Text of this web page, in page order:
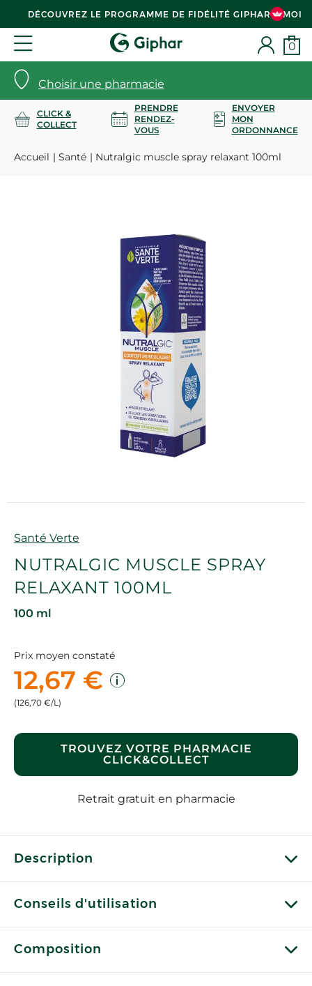
DÉCOUVREZ LE PROGRAMME DE FIDÉLITÉ GIPHAR & MOI
Choisir une pharmacie
0
CLICK &
COLLECT
PRENDRE
RENDEZ-
VOUS
ENVOYER
MON
ORDONNANCE
Accueil Santé Nutralgic muscle spray relaxant 100ml
Marque
Santé Verte
NUTRALGIC MUSCLE SPRAY
RELAXANT 100ML
100 ml
Prix moyen constaté
12,67 €
(126,70 €/L)
TROUVEZ VOTRE PHARMACIE
CLICK&COLLECT
Retrait gratuit en pharmacie
Description
Conseils d'utilisation
Composition